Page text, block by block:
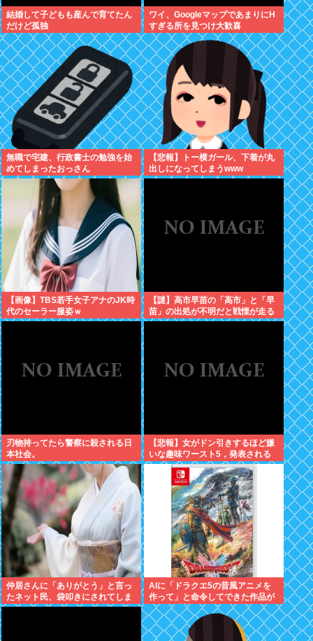
結婚して子どもも産んで育てたん
だけど孤独
ワイ、GoogleマップであまりにΗ
すぎる所を見つけ大歓喜
無職で宅建、行政書士の勉強を始
めてしまったおっさん
【悲報】トー横ガール、下着が丸
出しになってしまうwww
【画像】TBS若手女子アナのJK時
代のセーラー服姿ｗ
【謎】高市早苗の「高市」と「早
苗」の出処が不明だと戦慄が走る
刃物持ってたら警察に殺される日
本社会。
【悲報】女がドン引きするほど嫌
いな趣味ワースト5，発表される
仲居さんに「ありがとう」と言っ
たネット民、袋叩きにされてしま
う…
AIに「ドラクエ5の昔風アニメを
作って」と命令してできた作品が
これ、感想よろ